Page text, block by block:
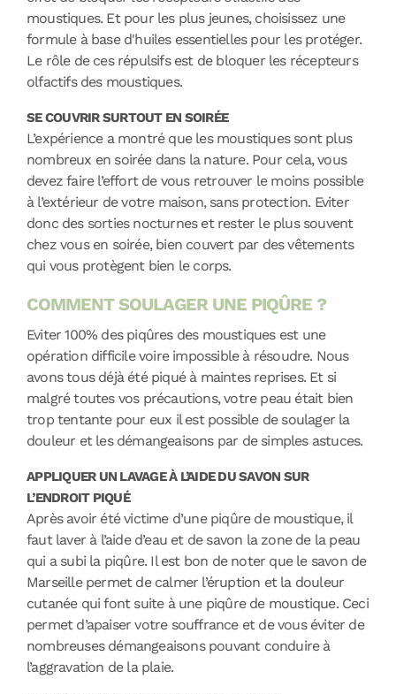
moustiques. Et pour les plus jeunes, choisissez une
formule à base d'huiles essentiellespour les protéger.
Le rôle de ces répulsifs est de bloquer les récepteurs
olfactifs des moustiques.
SE COUVRIR SURTOUT EN SOIRÉE
L’expérience a montré que les moustiques sont plus
nombreux en soirée dans la nature. Pour cela, vous
devez faire l’effort de vous retrouver le moins possible
à l’extérieur de votre maison, sans protection. Eviter
donc des sorties nocturnes et rester le plus souvent
chez vous en soirée, bien couvert par des vêtements
qui vous protègent bien le corps.
COMMENT SOULAGER UNE PIQÛRE ?
Eviter 100% des piqûres des moustiques est une
opération difficile voire impossible à résoudre. Nous
avons tous déjà été piqué à maintes reprises. Et si
malgré toutes vos précautions, votre peau était bien
trop tentante pour eux il est possible de soulager la
douleur et les démangeaisons par de simples astuces.
APPLIQUER UN LAVAGE À L’AIDE DU SAVON SUR
L’ENDROIT PIQUÉ
Après avoir été victime d’une piqûre de moustique, il
faut laver à l’aide d’eau et de savon la zone de la peau
qui a subi la piqûre. Il est bon de noter que le savon de
Marseille permet de calmer l’éruption et la douleur
cutanée qui font suite à une piqûre de moustique. Ceci
permet d’apaiser votre souffrance et de vous éviter de
nombreuses démangeaisons pouvant conduire à
l’aggravation de la plaie.